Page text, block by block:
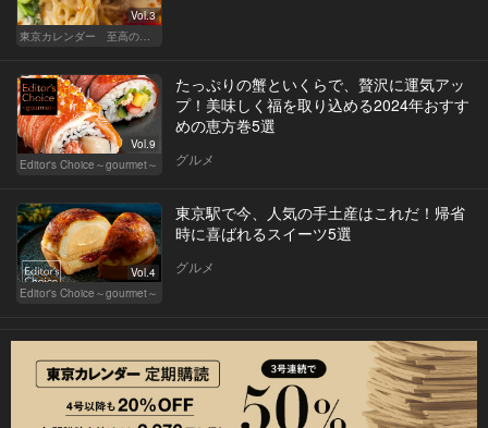
Vol.3
Vol.9
Editor's Choice～gourmet～
たっぷりの蟹といくらで、贅沢に運気アッ
プ！美味しく福を取り込める2024年おすす
めの恵方巻5選
グルメ
Vol.4
Editor's Choice～gourmet～
東京駅で今、人気の手土産はこれだ！帰省
時に喜ばれるスイーツ5選
グルメ